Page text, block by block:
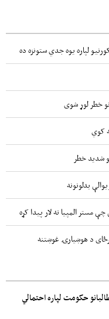
لپاره یوه جدي ستونزه ده
خطر لوړ شوی
کوي
بدلونونه
المپیا ته لار پیدا کړه
د هوښیارۍ غوښتنه
حکومت لپاره احتمالي